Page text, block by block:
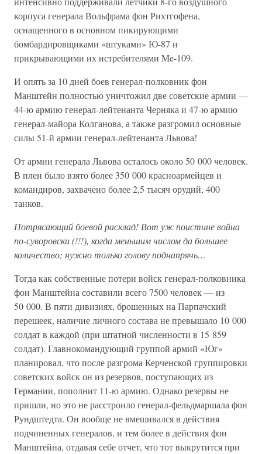
корпуса генерала Вольфрама фон Рихтгофена,
оснащенного в основном пикирующими
бомбардировщиками «штуками» Ю-87 и
прикрывающими их истребителями Me-109.
И опять за 10 дней боев генерал-полковник фон
Манштейн полностью уничтожил две советские армии —
44-ю армию генерал-лейтенанта Черняка и 47-ю армию
генерал-майора Колганова, а также разгромил основные
силы 51-й армии генерал-лейтенанта Львова!
От армии генерала Львова осталось около 50 000 человек.
В плен было взято более 350 000 красноармейцев и
командиров, захвачено более 2,5 тысяч орудий, 400
танков.
Потрясающий боевой расклад! Вот уж поистине война
по-суворовски (!!!), когда меньшим числом да большее
количество; нужно только голову поднапрячь…
Тогда как собственные потери войск генерал-полковника
фон Манштейна составили всего 7500 человек — из
50 000. В пяти дивизиях, брошенных на Парпачский
перешеек, наличие личного состава не превышало 10 000
солдат в каждой (при штатной численности в 15 859
солдат). Главнокомандующий группой армий «Юг»
планировал, что после разгрома Керченской группировки
советских войск он из резервов, поступающих из
Германии, пополнит 11-ю армию. Однако резервы не
пришли, но это не расстроило генерал-фельдмаршала фон
Рундштедта. Он вообще не вмешивался в действия
подчиненных генералов, и тем более в действия фон
Манштейна, отдавая себе отчет, что тот выкрутится при